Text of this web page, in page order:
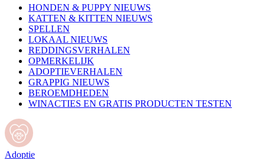
HONDEN & PUPPY NIEUWS
KATTEN & KITTEN NIEUWS
SPELLEN
LOKAAL NIEUWS
REDDINGSVERHALEN
OPMERKELIJK
ADOPTIEVERHALEN
GRAPPIG NIEUWS
BEROEMDHEDEN
WINACTIES EN GRATIS PRODUCTEN TESTEN
Adoptie